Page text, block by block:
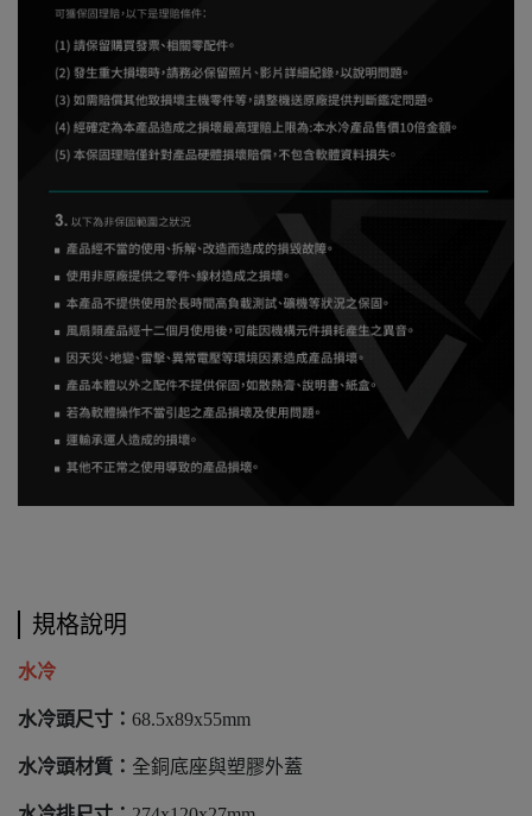
規格說明
水冷
水冷頭尺寸： 68.5x89x55mm
水冷頭材質： 全銅底座與塑膠外蓋